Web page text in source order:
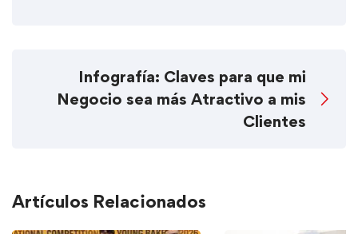
Infografía: Claves para que mi
Negocio sea más Atractivo a mis
Clientes
Artículos Relacionados